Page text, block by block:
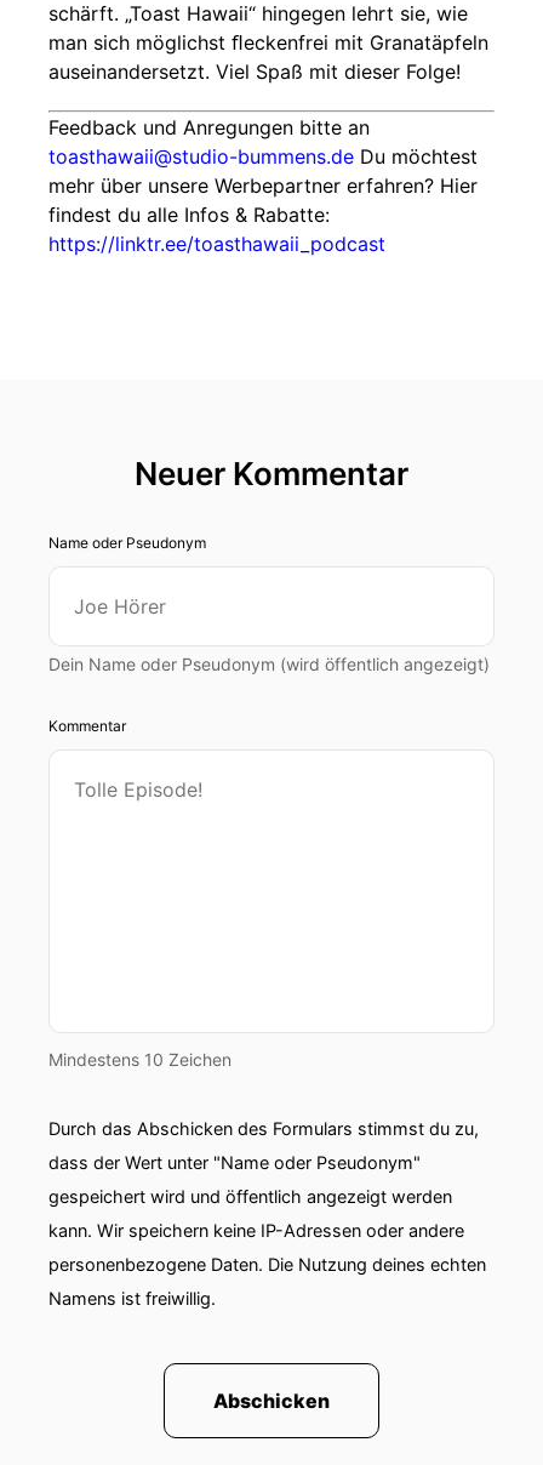
schärft. „Toast Hawaii“ hingegen lehrt sie, wie
man sich möglichst ﬂeckenfrei mit Granatäpfeln
auseinandersetzt. Viel Spaß mit dieser Folge!
Feedback und Anregungen bitte an
toasthawaii@studio-bummens.de Du möchtest
mehr über unsere Werbepartner erfahren? Hier
findest du alle Infos & Rabatte:
https://linktr.ee/toasthawaii_podcast
Neuer Kommentar
Name oder Pseudonym
Dein Name oder Pseudonym (wird öffentlich angezeigt)
Kommentar
Mindestens 10 Zeichen
Durch das Abschicken des Formulars stimmst du zu,
dass der Wert unter "Name oder Pseudonym"
gespeichert wird und öffentlich angezeigt werden
kann. Wir speichern keine IP-Adressen oder andere
personenbezogene Daten. Die Nutzung deines echten
Namens ist freiwillig.
Abschicken